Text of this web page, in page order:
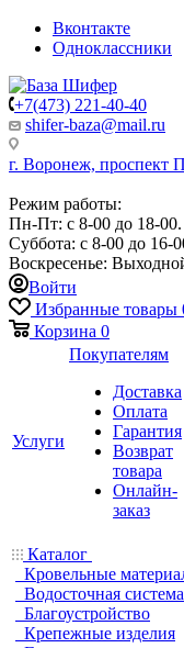
Вконтакте
Одноклассники
+7(473) 221-40-40
shifer-baza@mail.ru
г. Воронеж, проспект
Режим работы:
Пн-Пт: с 8-00 до 18-00.
Суббота: с 8-00 до 16-
Воскресенье:
Войти
Избранные товары
Корзина 0
Услуги
Покупателям
Доставка
Оплата
Гарантия
Возврат
товара
Онлайн-
заказ
Каталог
Кровельные
Водосточная система
Благоустройство
Крепежные изделия